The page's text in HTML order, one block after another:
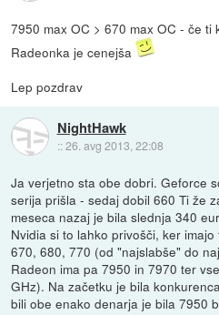
7950 max OC > 670 max OC - če ti
Radeonka je cenejša
Lep pozdrav
NightHawk
::26. avg 2013, 22:08
Ja verjetno sta obe dobri. Geforce
serija prišla - sedaj dobil 660 Ti že
meseca nazaj je bila slednja 340
Nvidia si to lahko privošči, ker
670, 680, 770 (od "najslabše" do
Radeon ima pa 7950 in 7970 ter
GHz). Na začetku je bila
bili obe enako denarja je bila 7950